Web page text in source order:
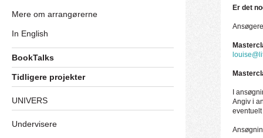
Er det
I
Angiv i
Mere om arrangørerne
In English
BookTalks
Tidligere projekter
UNIVERS
Undervisere